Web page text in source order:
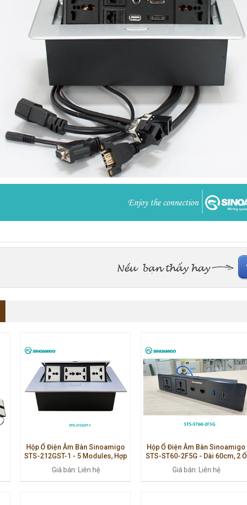
Hộp Ổ Điện Âm Bàn Sinoamigo
STS-212GST-1 - 5 Modules, Hợp
Giá bán: Liên hệ
Hộp Ổ Điện Âm Bàn Sinoamigo
STS-ST60-2F5G - Dài 60cm, 2 Ổ
Cho Văn Phò
Giá bán: Liên hệ